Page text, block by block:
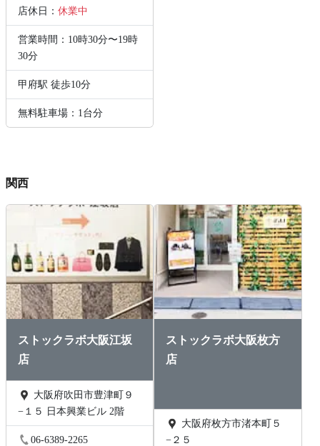
店休日： 休業中
営業時間：10時30分〜19時
30分
甲府駅 徒歩10分
無料駐車場：1台分
関西
ストックラボ大阪江坂
店
−１５ 日本興業ビル 2階
06-6389-2265
ストックラボ大阪枚方
店
−２５